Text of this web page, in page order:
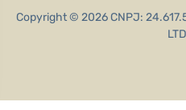
Copyright © 2026 CNPJ: